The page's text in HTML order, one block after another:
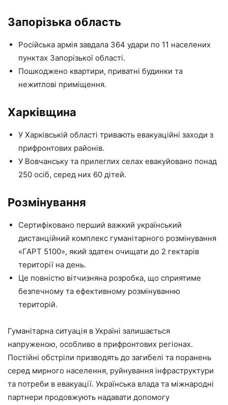
Запорізька область
Російська армія завдала 364 удари по 11 населених
пунктах Запорізької області.
Пошкоджено квартири, приватні будинки та
нежитлові приміщення.
Харківщина
У Харківській області тривають евакуаційні заходи з
прифронтових районів.
У Вовчанську та прилеглих селах евакуйовано понад
250 осіб, серед них 60 дітей.
Розмінування
Сертифіковано перший важкий український
дистанційний комплекс гуманітарного розмінування
«ГАРТ 5100», який здатен очищати до 2 гектарів
території на день.
Це повністю вітчизняна розробка, що сприятиме
безпечному та ефективному розмінуванню
територій.
Гуманітарна ситуація в Україні залишається
напруженою, особливо в прифронтових регіонах.
Постійні обстріли призводять до загибелі та поранень
серед мирного населення, руйнування інфраструктури
та потреби в евакуації. Українська влада та міжнародні
партнери продовжують надавати допомогу